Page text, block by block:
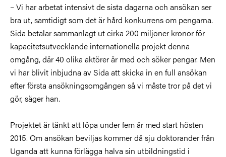
– Vi har arbetat intensivt de sista dagarna och ansökan ser
bra ut, samtidigt som det är hård konkurrens om pengarna.
Sida betalar sammanlagt ut cirka 200 miljoner kronor för
kapacitetsutvecklande internationella projekt denna
omgång, där 40 olika aktörer är med och söker pengar. Men
vi har blivit inbjudna av Sida att skicka in en full ansökan
efter första ansökningsomgången så vi måste tror på det vi
gör, säger han.
Projektet är tänkt att löpa under fem år med start hösten
2015. Om ansökan beviljas kommer då sju doktorander från
Uganda att kunna förlägga halva sin utbildningstid i